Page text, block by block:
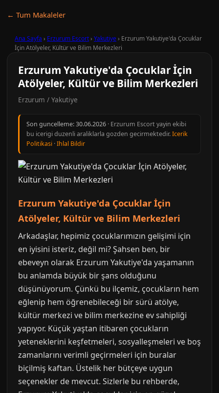
← Tum Makaleler
Ana Sayfa › Erzurum Escort› Yakutiye› Erzurum Yakutiye'da Çocuklar
İçin Atölyeler, Kültür ve Bilim Merkezleri
Erzurum Yakutiye'da Çocuklar İçin
Atölyeler, Kültür ve Bilim Merkezleri
Erzurum / Yakutiye
Son guncelleme:30.06.2026 · Erzurum Escort yayin ekibi
bu icerigi duzenli araliklarla gozden gecirmektedir.Icerik
Politikasi ·Ihlal Bildir
Erzurum Yakutiye'da Çocuklar İçin
Atölyeler, Kültür ve Bilim Merkezleri
Arkadaşlar, hepimiz çocuklarımızın gelişimi için
en iyisini isteriz, değil mi? Şahsen ben, bir
ebeveyn olarak Erzurum Yakutiye'da yaşamanın
bu anlamda büyük bir şans olduğunu
düşünüyorum. Çünkü bu ilçemiz, çocukların hem
eğlenip hem öğrenebileceği bir sürü atölye,
kültür merkezi ve bilim merkezine ev sahipliği
yapıyor. Küçük yaştan itibaren çocukların
yeteneklerini keşfetmeleri, sosyalleşmeleri ve boş
zamanlarını verimli geçirmeleri için buralar
biçilmiş kaftan. Üstelik her bütçeye uygun
seçenekler de mevcut. Sizlerle bu rehberde,